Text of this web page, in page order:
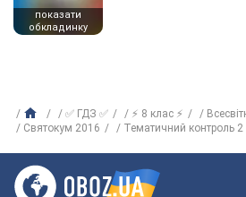
показати
обкладинку
✅ ГДЗ ✅ ⚡ 8 клас ⚡
Святокум 2016
Тематичний контроль 2